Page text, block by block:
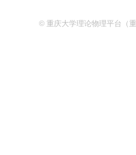
© 重庆大学理论物理平台（